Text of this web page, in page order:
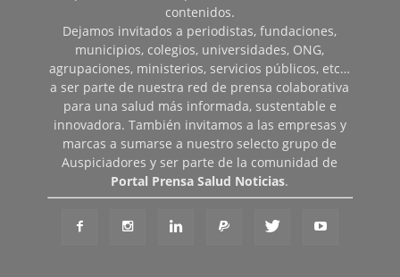
contenidos.
Dejamos invitados a periodistas, fundaciones,
municipios, colegios, universidades, ONG,
agrupaciones, ministerios, servicios públicos, etc…
a ser parte de nuestra red de prensa colaborativa
para una salud más informada, sustentable e
innovadora. También invitamos a las empresas y
marcas a sumarse a nuestro selecto grupo de
Auspiciadores y ser parte de la comunidad de
Portal Prensa Salud Noticias.